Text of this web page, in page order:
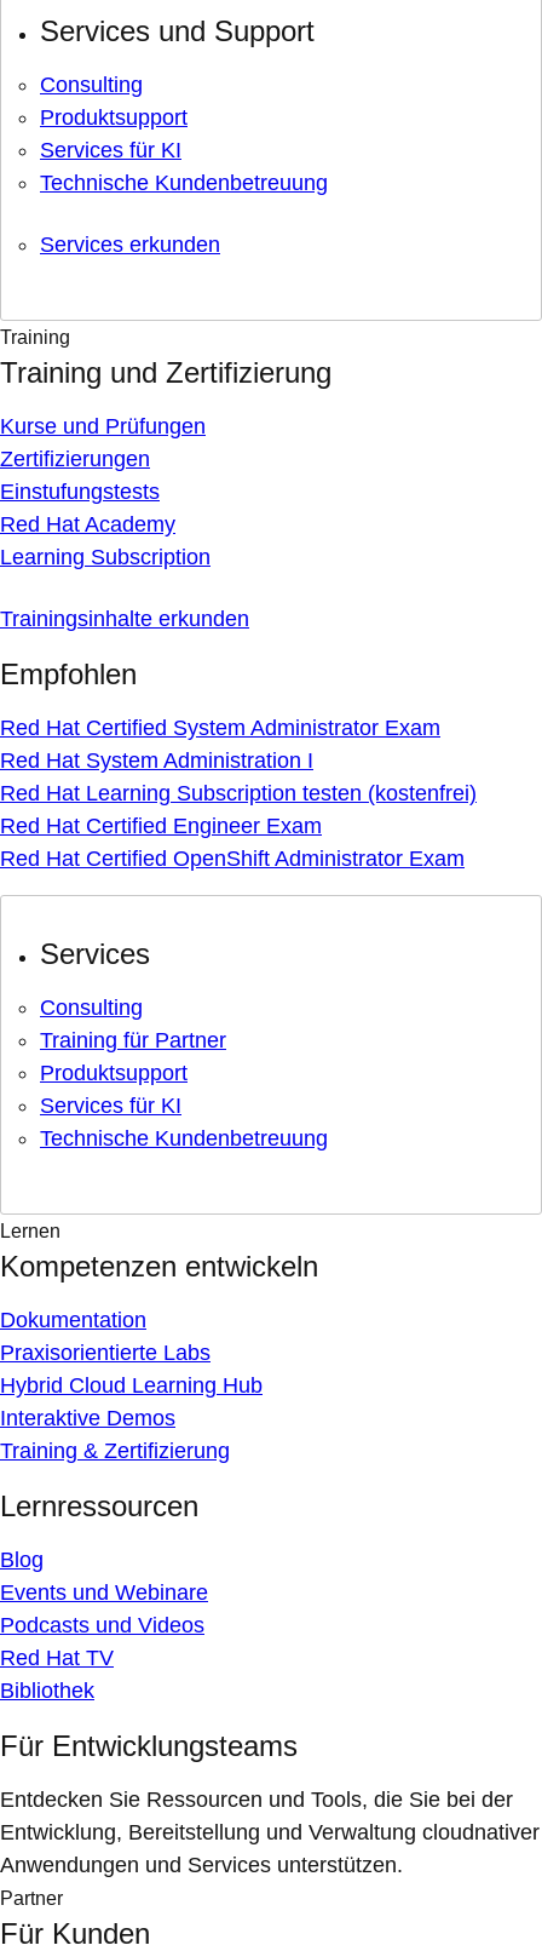
Services und Support
Consulting
Produktsupport
Services für KI
Technische Kundenbetreuung
Services erkunden
Training
Training und Zertifizierung
Kurse und Prüfungen
Zertifizierungen
Einstufungstests
Red Hat Academy
Learning Subscription
Trainingsinhalte erkunden
Empfohlen
Red Hat Certified System Administrator Exam
Red Hat System Administration I
Red Hat Learning Subscription testen (kostenfrei)
Red Hat Certified Engineer Exam
Red Hat Certified OpenShift Administrator Exam
Services
Consulting
Training für Partner
Produktsupport
Services für KI
Technische Kundenbetreuung
Lernen
Kompetenzen entwickeln
Dokumentation
Praxisorientierte Labs
Hybrid Cloud Learning Hub
Interaktive Demos
Training & Zertifizierung
Lernressourcen
Blog
Events und Webinare
Podcasts und Videos
Red Hat TV
Bibliothek
Für Entwicklungsteams
Entdecken Sie Ressourcen und Tools, die Sie bei der
Entwicklung, Bereitstellung und Verwaltung cloudnativer
Anwendungen und Services unterstützen.
Partner
Für Kunden